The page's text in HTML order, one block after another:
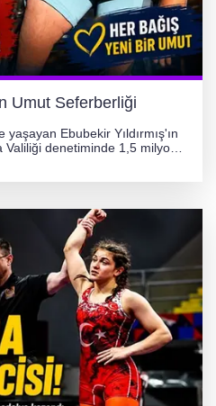
Umut Seferberliği
Ebubekir Yıldırmış'ın
denetiminde 1,5 milyon